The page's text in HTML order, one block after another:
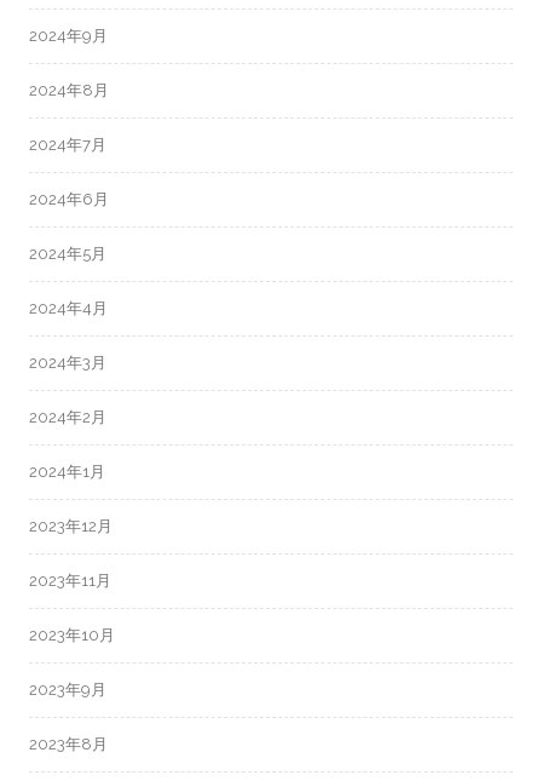
2024年9月
2024年8月
2024年7月
2024年6月
2024年5月
2024年4月
2024年3月
2024年2月
2024年1月
2023年12月
2023年11月
2023年10月
2023年9月
2023年8月